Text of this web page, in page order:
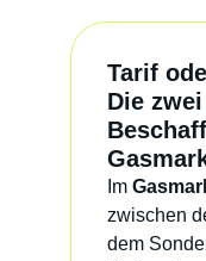
Tarif
Die zwei
Im
zwischen
dem